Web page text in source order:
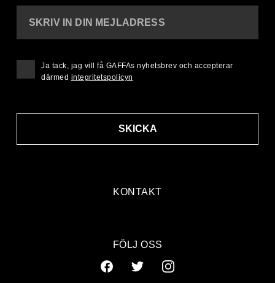
KONTAKT
SKRIV IN DIN MEJLADRESS
SKICKA
Ja tack, jag vill få GAFFAs nyhetsbrev och accepterar
därmed integritetspolicyn
FÖLJ OSS